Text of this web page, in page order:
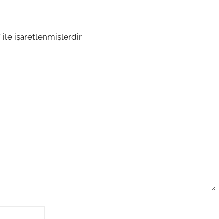
ile işaretlenmişlerdir